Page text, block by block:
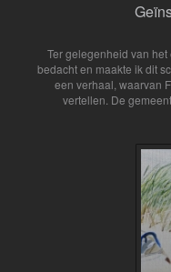
Ter gelegenheid van het
bedacht en maakte ik dit
een verhaal, waarvan
vertellen. De